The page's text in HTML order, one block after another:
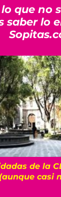
que no
saber lo
de la
casi